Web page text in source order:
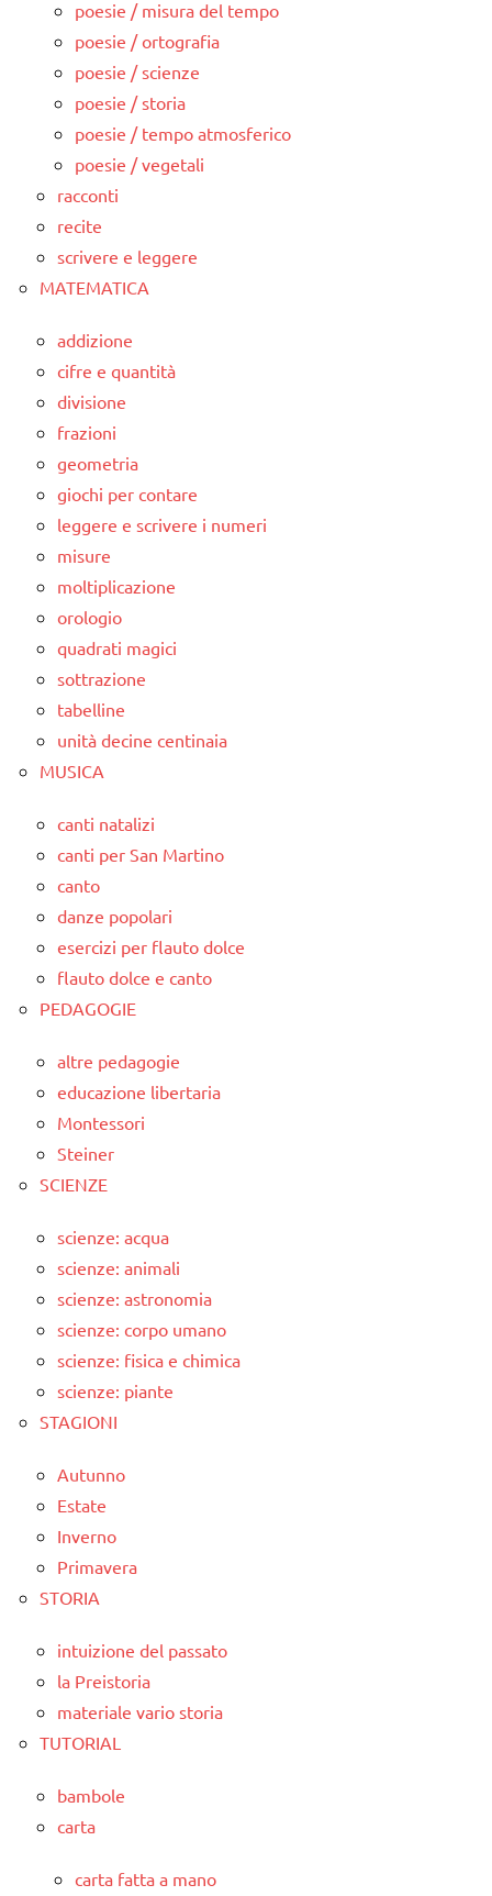
poesie / misura del tempo
poesie / ortografia
poesie / scienze
poesie / storia
poesie / tempo atmosferico
poesie / vegetali
racconti
recite
scrivere e leggere
MATEMATICA
addizione
cifre e quantità
divisione
frazioni
geometria
giochi per contare
leggere e scrivere i numeri
misure
moltiplicazione
orologio
quadrati magici
sottrazione
tabelline
unità decine centinaia
MUSICA
canti natalizi
canti per San Martino
canto
danze popolari
esercizi per flauto dolce
flauto dolce e canto
PEDAGOGIE
altre pedagogie
educazione libertaria
Montessori
Steiner
SCIENZE
scienze: acqua
scienze: animali
scienze: astronomia
scienze: corpo umano
scienze: fisica e chimica
scienze: piante
STAGIONI
Autunno
Estate
Inverno
Primavera
STORIA
intuizione del passato
la Preistoria
materiale vario storia
TUTORIAL
bambole
carta
carta fatta a mano